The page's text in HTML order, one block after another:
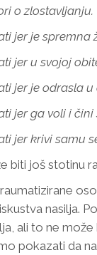
o zlostavljanju.
jer je
jer u svojoj
jer je odrasla
jer ga voli i
jer krivi samu
biti još stotinu
nasilja.
ali to ne
pokazati da